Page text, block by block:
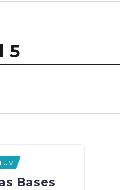
5
Bases